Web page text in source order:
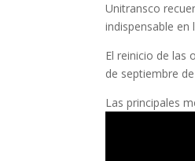
Unitransco
indispensable en
El reinicio de las
de septiembre
Las principales